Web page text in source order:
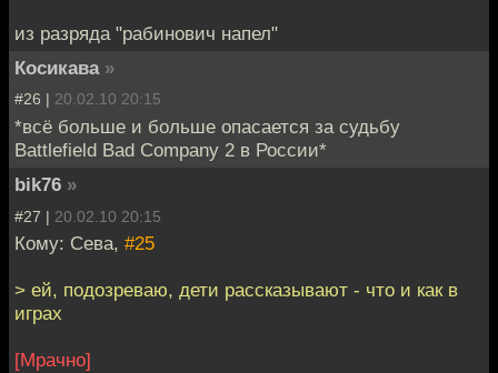
из разряда "рабинович напел"
Косикава »
#26 | 20.02.10 20:15
*всё больше и больше опасается за судьбу
Battlefield Bad Company 2 в России*
bik76 »
#27 | 20.02.10 20:15
Кому: Сева, #25
> ей, подозреваю, дети рассказывают - что и как в
играх
[Мрачно]